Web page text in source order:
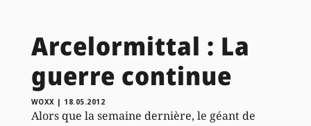
Arcelormittal : La
guerre continue
WOXX | 18.05.2012
Alors que la semaine dernière, le géant de